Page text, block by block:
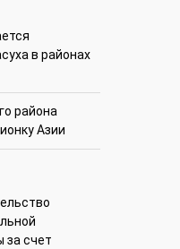
в районах
района
Азии
за счет